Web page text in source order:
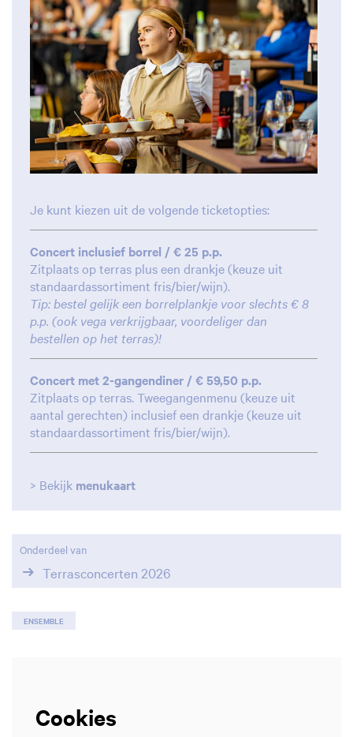
Je kunt kiezen uit de volgende ticketopties:
Concert inclusief borrel / € 25 p.p.
Zitplaats op terras plus een drankje (keuze uit
standaardassortiment fris/bier/wijn).
Tip: bestel gelijk een borrelplankje voor slechts € 8
p.p. (ook vega verkrijgbaar, voordeliger dan
bestellen op het terras)!
Concert met 2-gangendiner / € 59,50 p.p.
Zitplaats op terras. Tweegangenmenu (keuze uit
aantal gerechten) inclusief een drankje (keuze uit
standaardassortiment fris/bier/wijn).
> Bekijk menukaart
Onderdeel van
Terrasconcerten 2026
ENSEMBLE
Cookies